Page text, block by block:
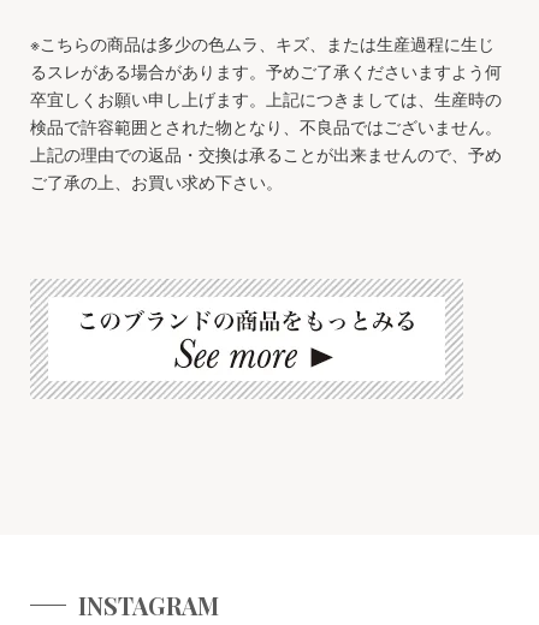
※こちらの商品は多少の色ムラ、キズ、または生産過程に生じ
るスレがある場合があります。予めご了承くださいますよう何
卒宜しくお願い申し上げます。上記につきましては、生産時の
検品で許容範囲とされた物となり、不良品ではございません。
上記の理由での返品・交換は承ることが出来ませんので、予め
ご了承の上、お買い求め下さい。
INSTAGRAM